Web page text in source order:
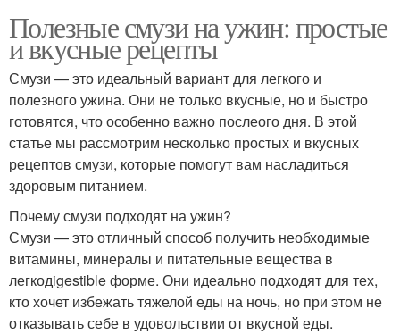
Полезные смузи на ужин: простые
и вкусные рецепты
Смузи — это идеальный вариант для легкого и
полезного ужина. Они не только вкусные, но и быстро
готовятся, что особенно важно послеого дня. В этой
статье мы рассмотрим несколько простых и вкусных
рецептов смузи, которые помогут вам насладиться
здоровым питанием.
Почему смузи подходят на ужин?
Смузи — это отличный способ получить необходимые
витамины, минералы и питательные вещества в
легкодigestible форме. Они идеально подходят для тех,
кто хочет избежать тяжелой еды на ночь, но при этом не
отказывать себе в удовольствии от вкусной еды.